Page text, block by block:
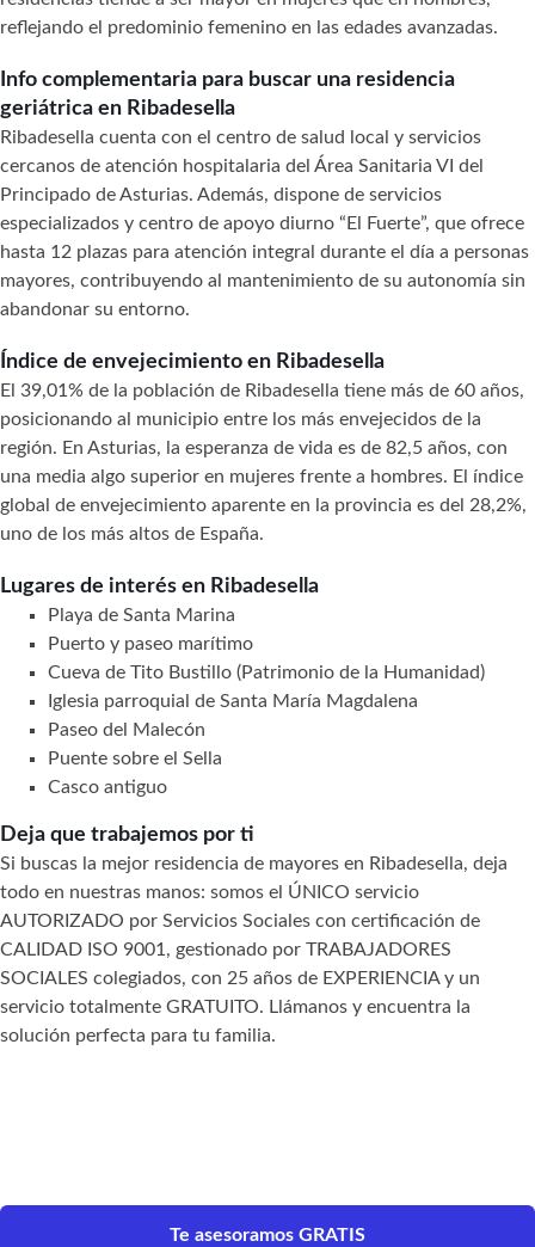
reflejando el predominio femenino en las edades avanzadas.
Info complementaria para buscar una residencia
geriátrica en Ribadesella
Ribadesella cuenta con el centro de salud local y servicios
cercanos de atención hospitalaria del Área Sanitaria VI del
Principado de Asturias. Además, dispone de servicios
especializados y centro de apoyo diurno “El Fuerte”, que ofrece
hasta 12 plazas para atención integral durante el día a personas
mayores, contribuyendo al mantenimiento de su autonomía sin
abandonar su entorno.
Índice de envejecimiento en Ribadesella
El 39,01% de la población de Ribadesella tiene más de 60 años,
posicionando al municipio entre los más envejecidos de la
región. En Asturias, la esperanza de vida es de 82,5 años, con
una media algo superior en mujeres frente a hombres. El índice
global de envejecimiento aparente en la provincia es del 28,2%,
uno de los más altos de España.
Lugares de interés en Ribadesella
Playa de Santa Marina
Puerto y paseo marítimo
Cueva de Tito Bustillo (Patrimonio de la Humanidad)
Iglesia parroquial de Santa María Magdalena
Paseo del Malecón
Puente sobre el Sella
Casco antiguo
Deja que trabajemos por ti
Si buscas la mejor residencia de mayores en Ribadesella, deja
todo en nuestras manos: somos el ÚNICO servicio
AUTORIZADO por Servicios Sociales con certificación de
CALIDAD ISO 9001, gestionado por TRABAJADORES
SOCIALES colegiados, con 25 años de EXPERIENCIA y un
servicio totalmente GRATUITO. Llámanos y encuentra la
solución perfecta para tu familia.
Te asesoramos GRATIS